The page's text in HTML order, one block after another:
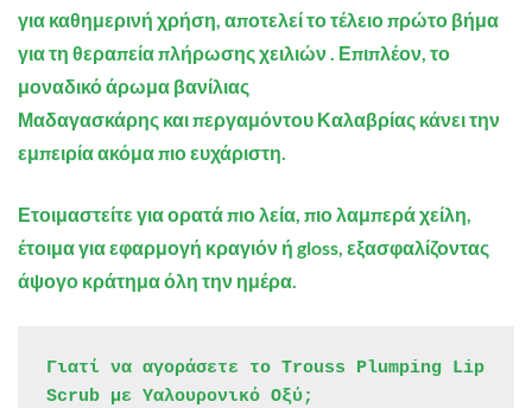
για καθημερινή χρήση, αποτελεί το τέλειο πρώτο βήμα
για τη θεραπείαπλήρωσης χειλιών . Επιπλέον, το
μοναδικό άρωμα βανίλιας
Μαδαγασκάρης καιπεργαμόντου Καλαβρίας κάνει την
εμπειρία ακόμα πιο ευχάριστη.
Ετοιμαστείτε για ορατά πιο λεία, πιο λαμπερά χείλη,
έτοιμα για εφαρμογή κραγιόν ή gloss, εξασφαλίζοντας
άψογο κράτημα όλη την ημέρα.
Γιατί να αγοράσετε το Trouss Plumping Lip
Scrub με Υαλουρονικό Οξύ;